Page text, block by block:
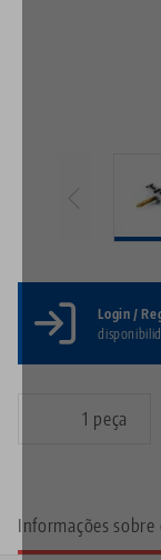
Login /
peça
Informações